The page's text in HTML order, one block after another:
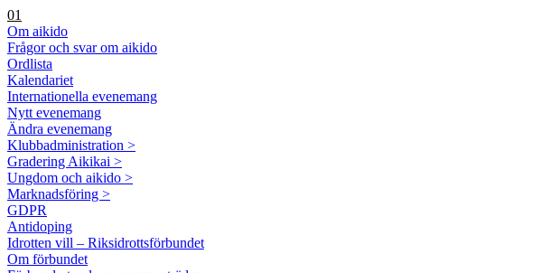
01
Om aikido
Frågor och svar om aikido
Ordlista
Kalendariet
Internationella evenemang
Nytt evenemang
Ändra evenemang
Klubbadministration >
Gradering Aikikai >
Ungdom och aikido >
Marknadsföring >
GDPR
Antidoping
Idrotten vill – Riksidrottsförbundet
Om förbundet